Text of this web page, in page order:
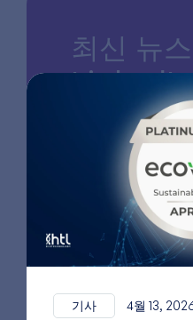
기사 4월 13,
최신 뉴
를 팔로
LINKEDIN 페